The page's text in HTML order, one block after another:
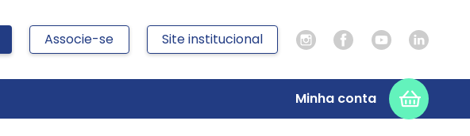
Associe-se Site institucional
Minha conta